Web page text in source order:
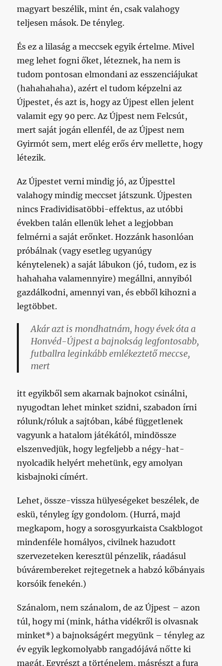
magyart beszélik, mint én, csak valahogy
teljesen mások. De tényleg.
És ez a lilaság a meccsek egyik értelme. Mivel
meg lehet fogni őket, léteznek, ha nem is
tudom pontosan elmondani az esszenciájukat
(hahahahaha), azért el tudom képzelni az
Újpestet, és azt is, hogy az Újpest ellen jelent
valamit egy 90 perc. Az Újpest nem Felcsút,
mert saját jogán ellenfél, de az Újpest nem
Gyirmót sem, mert elég erős érv mellette, hogy
létezik.
Az Újpestet verni mindig jó, az Újpesttel
valahogy mindig meccset játszunk. Újpesten
nincs Fradividisatöbbi-effektus, az utóbbi
években talán ellenük lehet a legjobban
felmérni a saját erőnket. Hozzánk hasonlóan
próbálnak (vagy esetleg ugyanúgy
kénytelenek) a saját lábukon (jó, tudom, ez is
hahahaha valamennyire) megállni, annyiból
gazdálkodni, amennyi van, és ebből kihozni a
legtöbbet.
Akár azt is mondhatnám, hogy évek óta a
Honvéd-Újpest a bajnokság legfontosabb,
futballra leginkább emlékeztető meccse,
mert
itt egyikből sem akarnak bajnokot csinálni,
nyugodtan lehet minket szidni, szabadon írni
rólunk/róluk a sajtóban, kábé függetlenek
vagyunk a hatalom játékától, mindössze
elszenvedjük, hogy legfeljebb a négy-hat-
nyolcadik helyért mehetünk, egy amolyan
kisbajnoki címért.
Lehet, össze-vissza hülyeségeket beszélek, de
eskü, tényleg így gondolom. (Hurrá, majd
megkapom, hogy a sorosgyurkaista Csakblogot
mindenféle homályos, civilnek hazudott
szervezeteken keresztül pénzelik, ráadásul
búvárembereket rejtegetnek a habzó kőbányais
korsóik fenekén.)
Szánalom, nem szánalom, de az Újpest – azon
túl, hogy mi (mink, hátha vidékről is olvasnak
minket*) a bajnokságért megyünk – tényleg az
év egyik legkomolyabb rangadójává nőtte ki
magát. Egyrészt a történelem, másrészt a fura